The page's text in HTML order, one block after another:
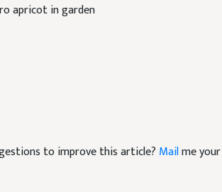
to improve this article?